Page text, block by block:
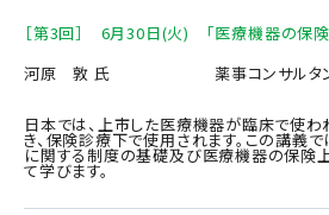
［第3回］ 6月30日(火) 「医療機器の保
河原 敦 氏
薬事コンサルタ
日本では、上市した医療機器が臨床で使わ
き、保険診療下で使用されます。この講義
に関する制度の基礎及び医療機器の保険
て学びます。